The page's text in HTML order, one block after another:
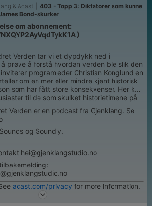
& Acast
403 - Topp 3: Diktatorer som kunne
Bond-skurker
om abonnement:
)
Verden tar vi et dypdykk ned i
prøve å forstå hvordan verden ble slik den
programleder Christian Konglund en
om en mer eller mindre kjent historisk
som har fått store konsekvenser. Her kan
til de som skulket historietimene på
Verden er en podcast fra Gjenklang. Se
og Soundly.
hei@gjenklangstudio.no
acast.com/privacy for more information.